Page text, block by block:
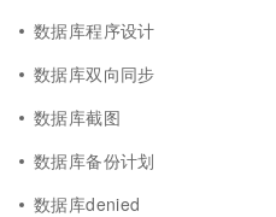
数据库程序设计
数据库双向同步
数据库截图
数据库备份计划
数据库denied